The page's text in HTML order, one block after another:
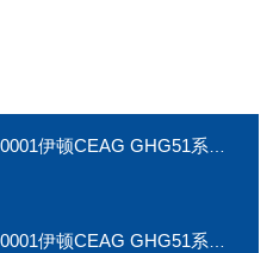
GHG51系列防爆插座GHG5113304R0001
GHG51系列防爆插座 GHG5114306R0001